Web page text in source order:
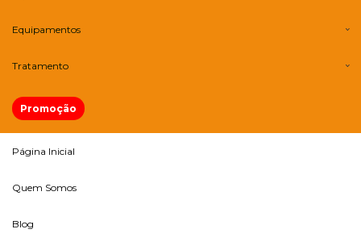
Equipamentos
Tratamento
Promoção
Página Inicial
Quem Somos
Blog